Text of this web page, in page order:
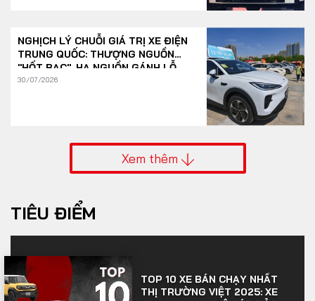
NGHỊCH LÝ CHUỖI GIÁ TRỊ XE ĐIỆN
TRUNG QUỐC: THƯỢNG NGUỒN
"HỐT BẠC", HẠ NGUỒN GÁNH LỖ
30/07/2026
Xem thêm
TIÊU ĐIỂM
TOP 10 XE BÁN CHẠY NHẤT
THỊ TRƯỜNG VIỆT 2025: XE